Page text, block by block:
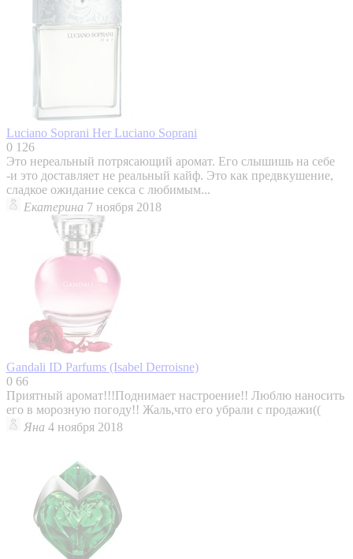
Luciano Soprani Her Luciano Soprani
0 126
Это нереальный потрясающий аромат. Его слышишь на себе
-и это доставляет не реальный кайф. Это как предвкушение,
сладкое ожидание секса с любимым...
Екатерина 7 ноября 2018
Gandali ID Parfums (Isabel Derroisne)
0 66
Приятный аромат!!!Поднимает настроение!! Люблю наносить
его в морозную погоду!! Жаль,что его убрали с продажи((
Яна 4 ноября 2018